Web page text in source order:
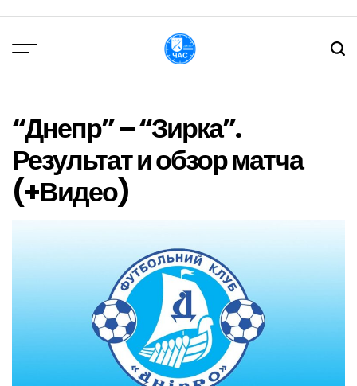
вмісту
“Днепр” – “Зирка”.
Результат и обзор матча
(+Видео)